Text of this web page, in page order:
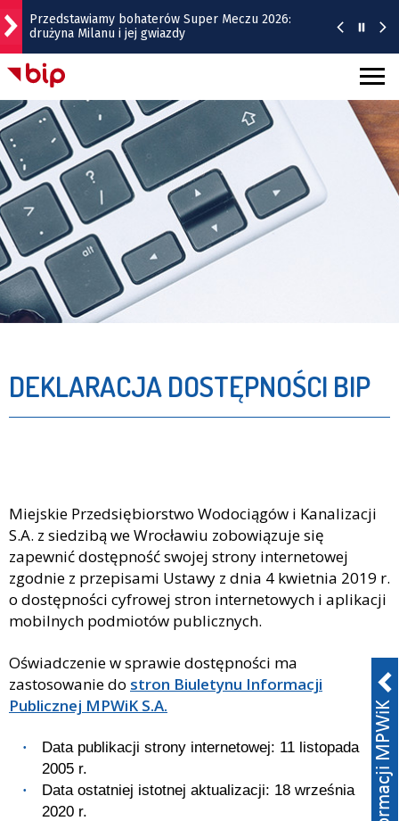
Przedstawiamy bohaterów Super Meczu 2026:
drużyna Milanu i jej gwiazdy
Gwiazdy wystąpią na Dworcu Głównym we
Wrocławiu | TERMINY
Kamienica z Nadodrza po remoncie zyska windę! To
będzie duża metamorfoza
Do Marrakeszu bez przesiadek. Nowy kierunek z
Wrocławia
Remont Gajowickiej. Prace od Hallera do
Racławickiej
DEKLARACJA DOSTĘPNOŚCI BIP
Miejskie Przedsiębiorstwo Wodociągów i Kanalizacji
S.A. z siedzibą we Wrocławiu zobowiązuje się
zapewnić dostępność swojej strony internetowej
zgodnie z przepisami Ustawy z dnia 4 kwietnia 2019 r.
o dostępności cyfrowej stron internetowych i aplikacji
mobilnych podmiotów publicznych.
Oświadczenie w sprawie dostępności ma
zastosowanie do stron Biuletynu Informacji
Publicznej MPWiK S.A.
Data publikacji strony internetowej: 11 listopada
2005 r.
Data ostatniej istotnej aktualizacji: 18 września
2020 r.